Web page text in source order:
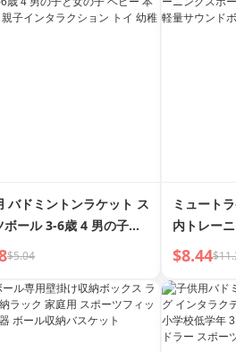
バドミントンラケット ス
ボール 3-6歳 4 男の子と
ベビー 本格テニス 親子
$5.04
ミュート
内トレー
No. 7 No.
$8.44